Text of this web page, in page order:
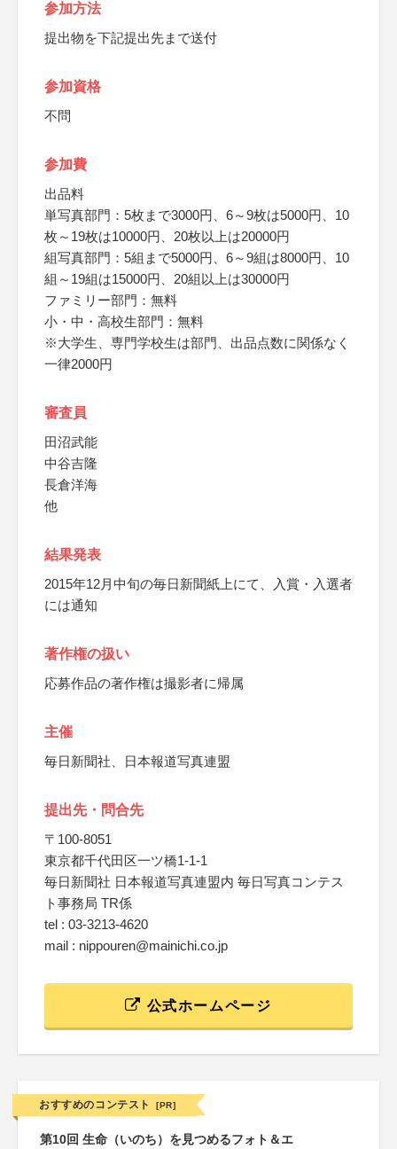
参加方法
提出物を下記提出先まで送付
参加資格
不問
参加費
出品料
単写真部門：5枚まで3000円、6～9枚は5000円、10
枚～19枚は10000円、20枚以上は20000円
組写真部門：5組まで5000円、6～9組は8000円、10
組～19組は15000円、20組以上は30000円
ファミリー部門：無料
小・中・高校生部門：無料
※大学生、専門学校生は部門、出品点数に関係なく
一律2000円
審査員
田沼武能
中谷吉隆
長倉洋海
他
結果発表
2015年12月中旬の毎日新聞紙上にて、入賞・入選者
には通知
著作権の扱い
応募作品の著作権は撮影者に帰属
主催
毎日新聞社、日本報道写真連盟
提出先・問合先
〒100-8051
東京都千代田区一ツ橋1-1-1
毎日新聞社 日本報道写真連盟内 毎日写真コンテス
ト事務局 TR係
tel : 03-3213-4620
mail : nippouren@mainichi.co.jp
公式ホームページ
おすすめのコンテスト [PR]
第10回 生命（いのち）を見つめるフォト＆エ